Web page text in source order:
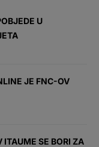
U
JE FNC-OV
SE BORI ZA